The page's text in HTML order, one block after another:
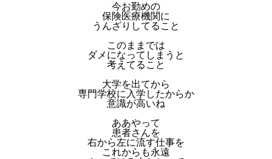
今お勤めの
保険医療機関に
うんざりしてること
このままでは
ダメになってしまうと
考えてること
大学を出てから
専門学校に入学したからか
意識が高いね
ああやって
患者さんを
右から左に流す仕事を
これからも永遠